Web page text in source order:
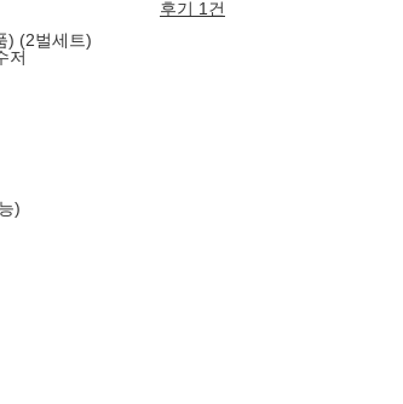
후기 1건
) (2벌세트)
저
)